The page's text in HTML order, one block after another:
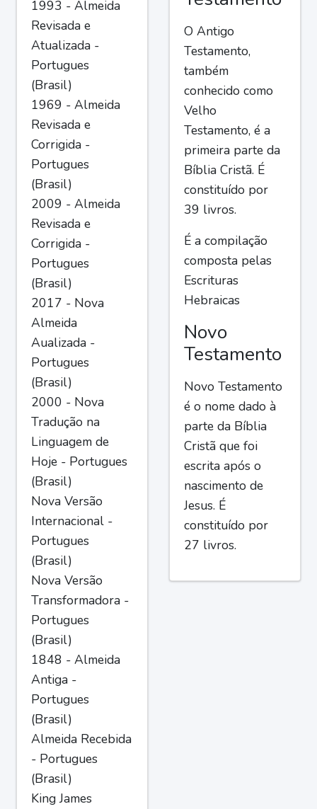
1993 - Almeida
Revisada e
Atualizada -
Portugues
(Brasil)
1969 - Almeida
Revisada e
Corrigida -
Portugues
(Brasil)
2009 - Almeida
Revisada e
Corrigida -
Portugues
(Brasil)
2017 - Nova
Almeida
Aualizada -
Portugues
(Brasil)
2000 - Nova
Tradução na
Linguagem de
Hoje - Portugues
(Brasil)
Nova Versão
Internacional -
Portugues
(Brasil)
Nova Versão
Transformadora -
Portugues
(Brasil)
1848 - Almeida
Antiga -
Portugues
(Brasil)
Almeida Recebida
- Portugues
(Brasil)
King James
O Antigo
Testamento,
também
conhecido como
Velho
Testamento, é a
primeira parte da
Bíblia Cristã. É
constituído por
39 livros.
É a compilação
composta pelas
Escrituras
Hebraicas
Novo
Testamento
Novo Testamento
é o nome dado à
parte da Bíblia
Cristã que foi
escrita após o
nascimento de
Jesus. É
constituído por
27 livros.